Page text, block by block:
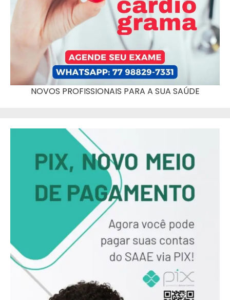
NOVOS PROFISSIONAIS PARA A SUA SAÚDE